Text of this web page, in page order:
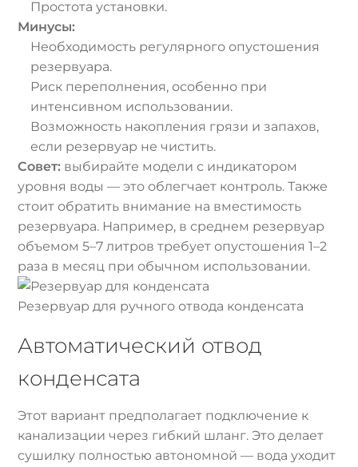
Простота установки.
Минусы:
Необходимость регулярного опустошения
резервуара.
Риск переполнения, особенно при
интенсивном использовании.
Возможность накопления грязи и запахов,
если резервуар не чистить.
Совет: выбирайте модели с индикатором
уровня воды — это облегчает контроль. Также
стоит обратить внимание на вместимость
резервуара. Например, в среднем резервуар
объемом 5–7 литров требует опустошения 1–2
раза в месяц при обычном использовании.
Резервуар для ручного отвода конденсата
Автоматический отвод
конденсата
Этот вариант предполагает подключение к
канализации через гибкий шланг. Это делает
сушилку полностью автономной — вода уходит